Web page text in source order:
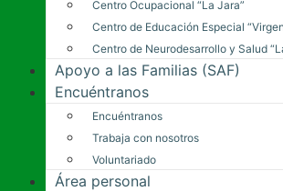
Centro Ocupacional “La Jara”
Centro de Educación Especial
Centro de Neurodesarrollo y Salud
Apoyo a las Familias (SAF)
Encuéntranos
Encuéntranos
Trabaja con nosotros
Voluntariado
Área personal